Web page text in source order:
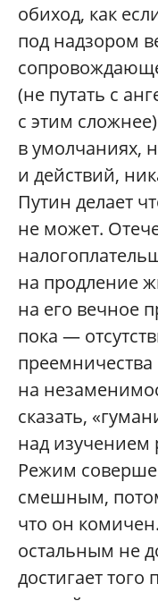
обиход, как
под надзором
(не путать с
с этим
в умолчаниях,
и действий,
Путин делает
не может.
на продление
на его вечное
пока —
преемничества
на
сказать,
над изучением
Режим
смешным,
что он
остальным не
достигает